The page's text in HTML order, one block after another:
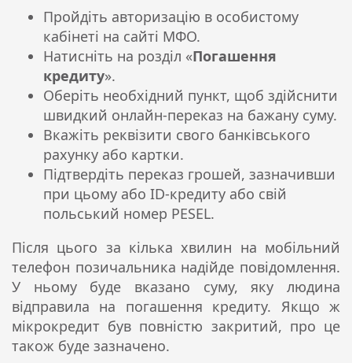
Пройдіть авторизацію в особистому
кабінеті на сайті МФО.
Натисніть на розділ «Погашення
кредиту».
Оберіть необхідний пункт, щоб здійснити
швидкий онлайн-переказ на бажану суму.
Вкажіть реквізити свого банківського
рахунку або картки.
Підтвердіть переказ грошей, зазначивши
при цьому або ID-кредиту або свій
польський номер PESEL.
Після цього за кілька хвилин на мобільний
телефон позичальника надійде повідомлення.
У ньому буде вказано суму, яку людина
відправила на погашення кредиту. Якщо ж
мікрокредит був повністю закритий, про це
також буде зазначено.